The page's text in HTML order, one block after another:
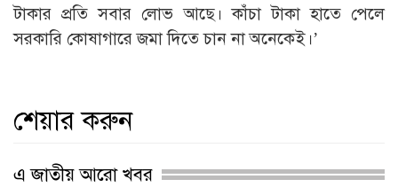
টাকার প্রতি সবার লোভ আছে। কাঁচা টাকা হাতে পেলে
সরকারি কোষাগারে জমা দিতে চান না অনেকেই।’
শেয়ার করুন
এ জাতীয় আরো খবর